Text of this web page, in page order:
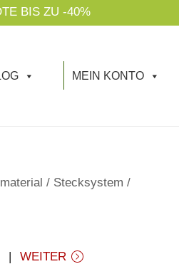
BIS ZU -40%
MEIN KONTO
/ Stecksystem /
WEITER